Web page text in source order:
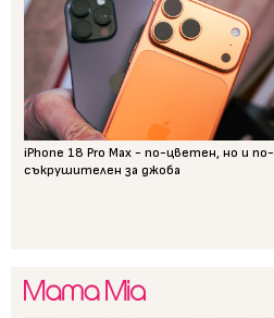
iPhone 18 Pro Max - по-цветен, но и по-
съкрушителен за джоба